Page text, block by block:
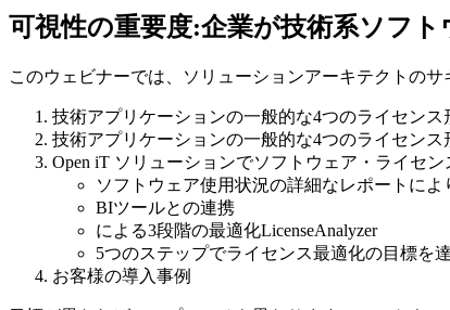
可視性の重要度:企業が技術系ソフ
このウェビナーでは、ソリューションアーキテクトの
技術アプリケーションの一般的な4つのライセンス
技術アプリケーションの一般的な4つのライセンス
Open iT ソリューションでソフトウェア・ライセン
ソフトウェア使用状況の詳細なレポートに
BIツールとの連携
による3段階の最適化LicenseAnalyzer
5つのステップでライセンス最適化の目標を
お客様の導入事例